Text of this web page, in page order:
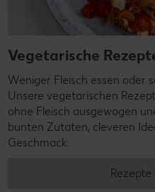
Vegetarische
Weniger Fleisch essen oder
Unsere vegetarischen
ohne Fleisch ausgewogen
bunten Zutaten, cleveren
Geschmack.